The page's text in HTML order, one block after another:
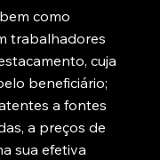
como
trabalhadores
cuja
beneficiário;
a fontes
a preços de
sua efetiva